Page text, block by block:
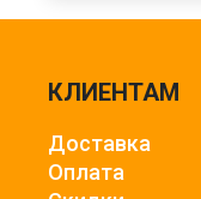
КЛИЕНТАМ
Доставка
Оплата